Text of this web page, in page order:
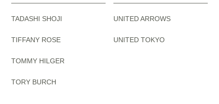
TADASHI SHOJI
TIFFANY ROSE
TOMMY HILGER
TORY BURCH
UNITED ARROWS
UNITED TOKYO